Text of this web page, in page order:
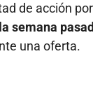
de acción
semana
una oferta.